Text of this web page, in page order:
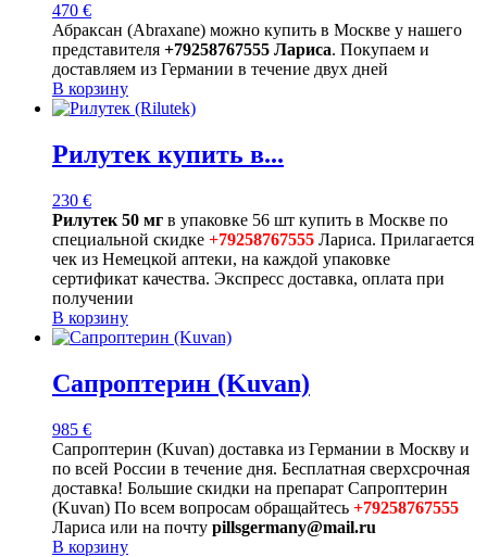
470 €
Абраксан (Abraxane) можно купить в Москве у нашего
представителя +79258767555 Лариса. Покупаем и
доставляем из Германии в течение двух дней
В корзину
Рилутек купить в...
230 €
Рилутек 50 мг в упаковке 56 шт купить в Москве по
специальной скидке +79258767555 Лариса. Прилагается
чек из Немецкой аптеки, на каждой упаковке
сертификат качества. Экспресс доставка, оплата при
получении
В корзину
Сапроптерин (Kuvan)
985 €
Сапроптерин (Kuvan) доставка из Германии в Москву и
по всей России в течение дня. Бесплатная сверхсрочная
доставка! Большие скидки на препарат Сапроптерин
(Kuvan) По всем вопросам обращайтесь +79258767555
Лариса или на почту pillsgermany@mail.ru
В корзину